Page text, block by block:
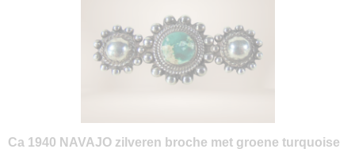
Ca 1940 NAVAJO zilveren broche met groene turquoise